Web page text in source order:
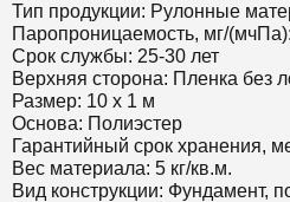
Тип продукции: Рулонные
Паропроницаемость, мг/
Срок службы: 25-30 лет
Верхняя сторона: Пленка без
Размер: 10 х 1 м
Основа: Полиэстер
Гарантийный срок хранения,
Вес материала: 5 кг/кв.м.
Вид конструкции: Фундамент,